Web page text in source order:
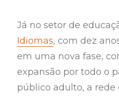
Já no setor de
Idiomas, com dez
em uma nova fase,
expansão por todo o
público adulto, a rede